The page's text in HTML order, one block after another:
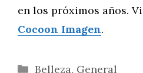
en los próximos años.
Cocoon Imagen.
Categorías
Belleza, General